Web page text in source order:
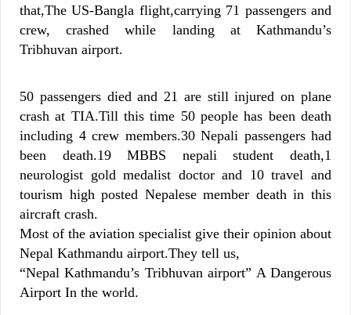
that,The US-Bangla flight,carrying 71 passengers and
crew, crashed while landing at Kathmandu’s
Tribhuvan airport.
50 passengers died and 21 are still injured on plane
crash at TIA.Till this time 50 people has been death
including 4 crew members.30 Nepali passengers had
been death.19 MBBS nepali student death,1
neurologist gold medalist doctor and 10 travel and
tourism high posted Nepalese member death in this
aircraft crash.
Most of the aviation specialist give their opinion about
Nepal Kathmandu airport.They tell us,
“Nepal Kathmandu’s Tribhuvan airport” A Dangerous
Airport In the world.